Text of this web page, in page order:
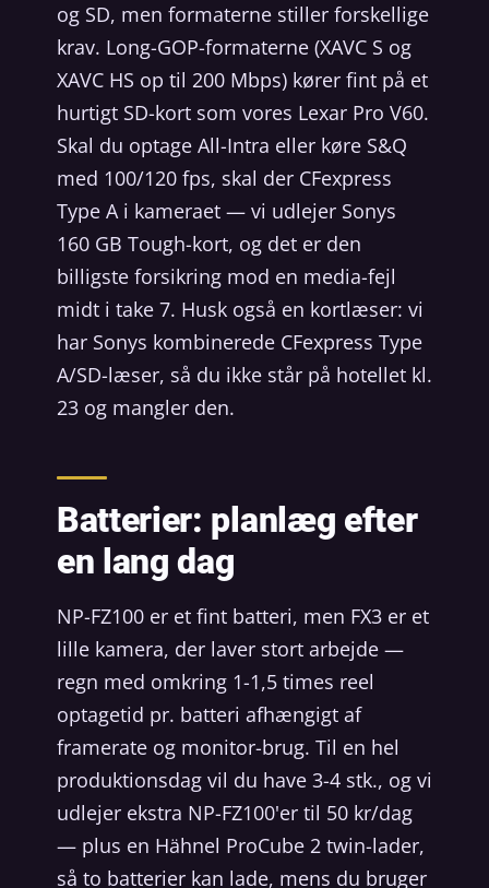
og SD, men formaterne stiller forskellige
krav. Long-GOP-formaterne (XAVC S og
XAVC HS op til 200 Mbps) kører fint på et
hurtigt SD-kort som vores Lexar Pro V60.
Skal du optage All-Intra eller køre S&Q
med 100/120 fps, skal der CFexpress
Type A i kameraet — vi udlejer Sonys
160 GB Tough-kort, og det er den
billigste forsikring mod en media-fejl
midt i take 7. Husk også en kortlæser: vi
har Sonys kombinerede CFexpress Type
A/SD-læser, så du ikke står på hotellet kl.
23 og mangler den.
Batterier: planlæg efter
en lang dag
NP-FZ100 er et fint batteri, men FX3 er et
lille kamera, der laver stort arbejde —
regn med omkring 1-1,5 times reel
optagetid pr. batteri afhængigt af
framerate og monitor-brug. Til en hel
produktionsdag vil du have 3-4 stk., og vi
udlejer ekstra NP-FZ100'er til 50 kr/dag
— plus en Hähnel ProCube 2 twin-lader,
så to batterier kan lade, mens du bruger